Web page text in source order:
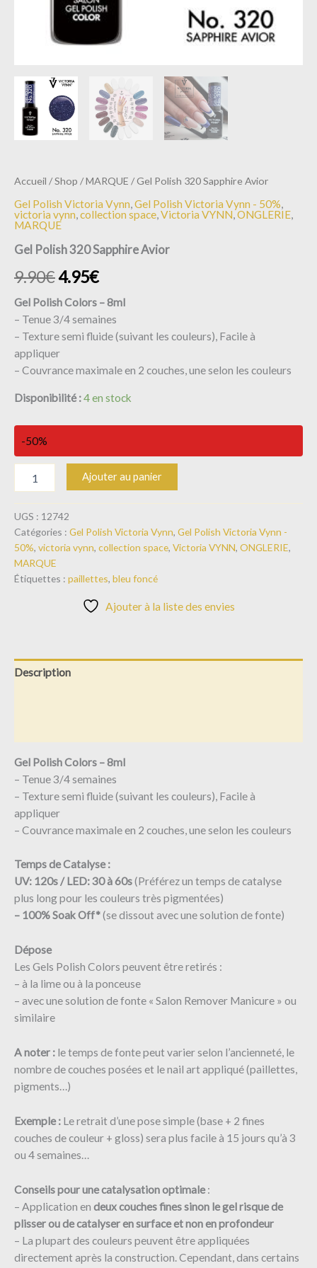
Accueil /Shop /MARQUE / Gel Polish 320 Sapphire Avior
Gel Polish Victoria Vynn,Gel Polish Victoria Vynn - 50%,
victoria vynn,collection space,Victoria VYNN,ONGLERIE,
MARQUE
Gel Polish 320 Sapphire Avior
9.90€4.95€
Gel Polish Colors – 8ml
– Tenue 3/4 semaines
– Texture semi fluide (suivant les couleurs), Facile à
appliquer
– Couvrance maximale en 2 couches, une selon les couleurs
Disponibilité :4 en stock
-50%
Ajouter au panier
UGS : 12742
Catégories : Gel Polish Victoria Vynn, Gel Polish Victoria Vynn -
50%, victoria vynn, collection space, Victoria VYNN, ONGLERIE,
MARQUE
Étiquettes : paillettes, bleu foncé
Ajouter à la liste des envies
Description
Gel Polish Colors – 8ml
– Tenue 3/4 semaines
– Texture semi fluide (suivant les couleurs), Facile à
appliquer
– Couvrance maximale en 2 couches, une selon les couleurs
Temps de Catalyse :
UV: 120s / LED: 30 à 60s(Préférez un temps de catalyse
plus long pour les couleurs très pigmentées)
– 100% Soak Off*(se dissout avec une solution de fonte)
Dépose
Les Gels Polish Colors peuvent être retirés :
– à la lime ou à la ponceuse
– avec une solution de fonte « Salon Remover Manicure » ou
similaire ​
A noter : le temps de fonte peut varier selon l’ancienneté, le
nombre de couches posées et le nail art appliqué (paillettes,
pigments…)
Exemple : Le retrait d’une pose simple (base + 2 fines
couches de couleur + gloss) sera plus facile à 15 jours qu’à 3
ou 4 semaines…
Conseils pour une catalysation optimale:
– Application en deux couches fines sinon le gel risque de
plisser ou de catalyser en surface et non en profondeur
– La plupart des couleurs peuvent être appliquées
directement après la construction. Cependant, dans certains